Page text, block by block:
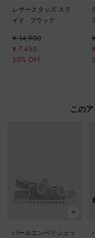
レザースタッズ スラ
イド - ブラック
¥ 14,900
¥ 7,450
50% OFF
この
パールエンベリシュッ